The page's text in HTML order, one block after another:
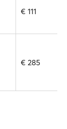
€ 111
€ 285